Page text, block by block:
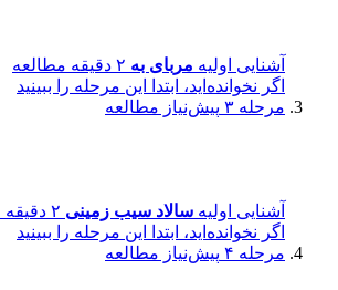
آشنایی اولیه مربای به ۲ دقیقه مطالعه
اگر نخوانده‌اید، ابتدا این مرحله را ببینید
مرحله ۳
پیش‌نیاز مطالعه
آشنایی اولیه سالاد سیب زمینی ۲ دقیقه مطالعه
اگر نخوانده‌اید، ابتدا این مرحله را ببینید
مرحله ۴
پیش‌نیاز مطالعه